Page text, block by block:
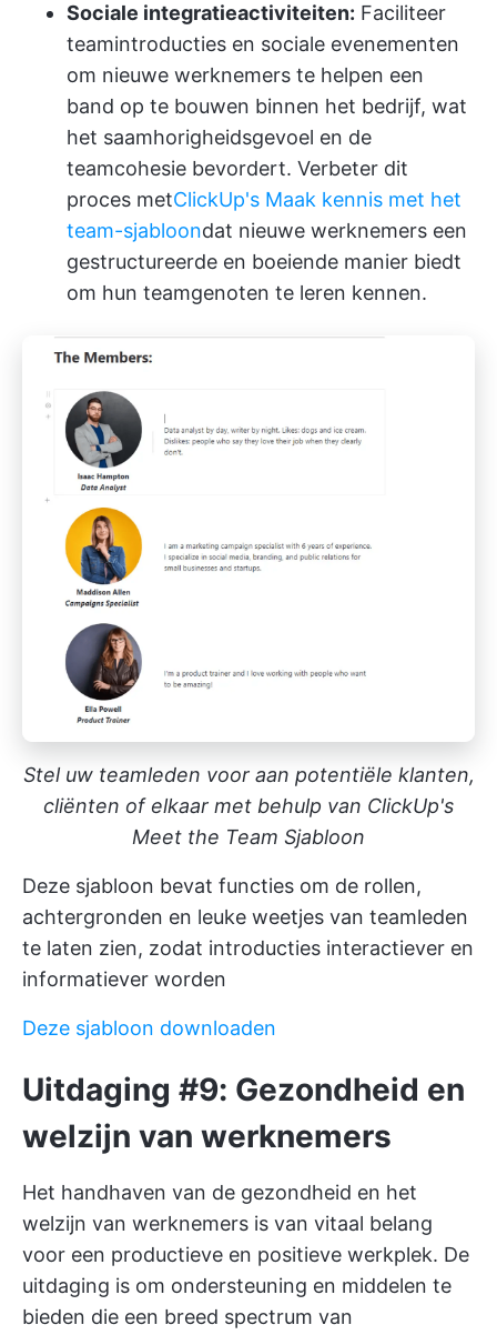
Sociale integratieactiviteiten: Faciliteer
teamintroducties en sociale evenementen
om nieuwe werknemers te helpen een
band op te bouwen binnen het bedrijf, wat
het saamhorigheidsgevoel en de
teamcohesie bevordert. Verbeter dit
proces metClickUp's Maak kennis met het
team-sjabloondat nieuwe werknemers een
gestructureerde en boeiende manier biedt
om hun teamgenoten te leren kennen.
Stel uw teamleden voor aan potentiële klanten,
cliënten of elkaar met behulp van ClickUp's
Meet the Team Sjabloon
Deze sjabloon bevat functies om de rollen,
achtergronden en leuke weetjes van teamleden
te laten zien, zodat introducties interactiever en
informatiever worden
Deze sjabloon downloaden
Uitdaging #9: Gezondheid en
welzijn van werknemers
Het handhaven van de gezondheid en het
welzijn van werknemers is van vitaal belang
voor een productieve en positieve werkplek. De
uitdaging is om ondersteuning en middelen te
bieden die een breed spectrum van